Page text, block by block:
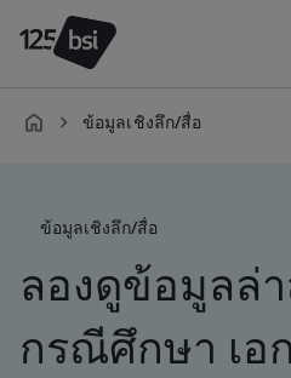
ข้อมูลเชิงลึก/สื่อ
ข้อมูลเชิงลึก/สื่อ
ลองดูข้อมูลล่
กรณีศึกษา เอ